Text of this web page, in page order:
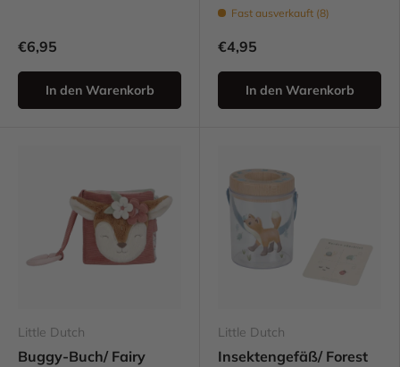
€6,95
In den Warenkorb
Fast ausverkauft (8)
€4,95
In den Warenkorb
Little Dutch
Buggy-Buch/ Fairy
Little Dutch
Insektengefäß/ Forest